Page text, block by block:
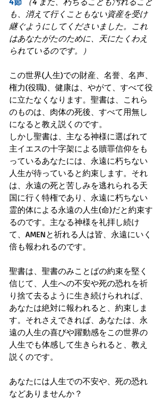
も、消えて行くこともない資産を受け
継ぐようにしてくださいました。これ
はあなたがたのために、天にたくわえ
られているのです。）
この世界(人生)での財産、名誉、名声、
権力(役職)、健康は、やがて、すべて役
に立たなくなります。聖書は、これら
のものは、肉体の死後、すべて用無し
になると教え説くのです。
しかし聖書は、主なる神様に選ばれて
主イエスの十字架による贖罪信仰をも
っているあなたには、永遠に朽ちない
人生が待っていると約束します。それ
は、永遠の死と苦しみを逃れられる天
国に行く特権であり、永遠に朽ちない
霊的体による永遠の人生(命)だと約束す
るのです。主なる神様を礼拝し続け
て、AMENと祈れる人は皆、永遠にいく
倍も報われるのです。
聖書は、聖書のみことばの約束を堅く
信じて、人生への不安や死の恐れを祈
り捨て去るように生き続けられれば、
あなたは絶対に報われると、約束しま
す。それさえできれば、あなたは、永
遠の人生の喜びや躍動感をこの世界の
人生でも体感して生きられると、教え
説くのです。
あなたには人生での不安や、死の恐れ
などありませんか？